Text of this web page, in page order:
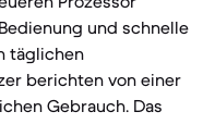
und schnelle
täglichen
berichten von einer
Gebrauch. Das